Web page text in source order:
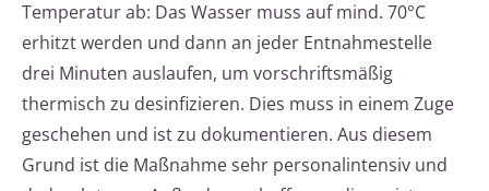
Temperatur ab: Das Wasser muss auf mind. 70°C
erhitzt werden und dann an jeder Entnahmestelle
drei Minuten auslaufen, um vorschriftsmäßig
thermisch zu desinfizieren. Dies muss in einem Zuge
geschehen und ist zu dokumentieren. Aus diesem
Grund ist die Maßnahme sehr personalintensiv und